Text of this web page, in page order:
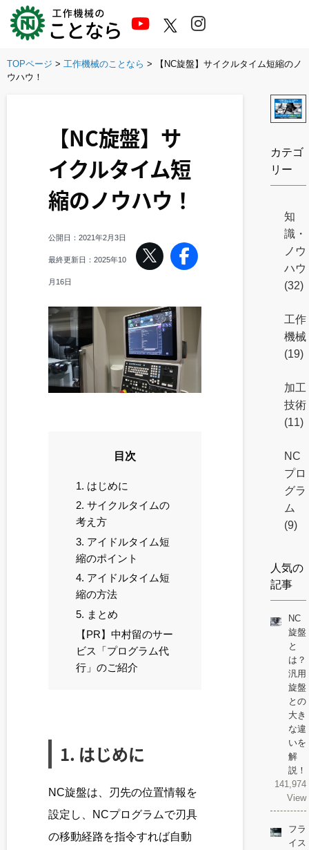
Skip
content
TOPページ > 工作機械のことなら >
【NC旋盤】サイクルタイム短縮のノ
ウハウ！
【NC旋盤】サ
イクルタイム短
縮のノウハウ！
公開日： 2021年2月3日
最終更新日： 2025年10
月16日
目次
1. はじめに
2. サイクルタイムの
考え方
3. アイドルタイム短
縮のポイント
4. アイドルタイム短
縮の方法
5. まとめ
【PR】中村留のサー
ビス「プログラム代
行」のご紹介
1. はじめに
NC旋盤は、刃先の位置情報を
設定し、NCプログラムで刃具
の移動経路を指令すれば自動
カテゴ
リー
知
識・
ノウ
ハウ
(32)
工作
機械
(19)
加工
技術
(11)
NC
プロ
グラ
ム
(9)
人気の
記事
NC
旋盤
と
は？
汎用
旋盤
との
大き
な違
いを
解
説！
141,974
View
フラ
イス